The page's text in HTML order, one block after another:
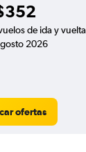
de ida y vuelta
2026
ofertas